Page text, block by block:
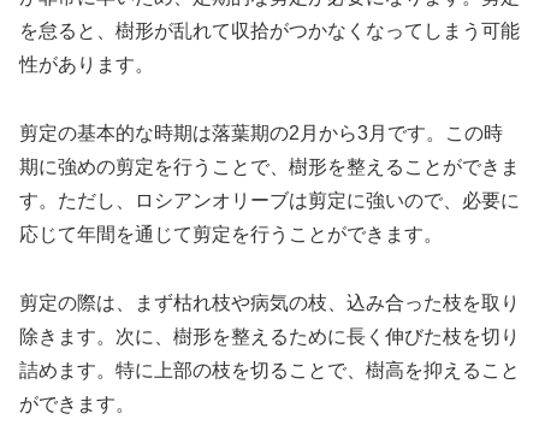
を怠ると、樹形が乱れて収拾がつかなくなってしまう可能
性があります。
剪定の基本的な時期は落葉期の2月から3月です。この時
期に強めの剪定を行うことで、樹形を整えることができま
す。ただし、ロシアンオリーブは剪定に強いので、必要に
応じて年間を通じて剪定を行うことができます。
剪定の際は、まず枯れ枝や病気の枝、込み合った枝を取り
除きます。次に、樹形を整えるために長く伸びた枝を切り
詰めます。特に上部の枝を切ることで、樹高を抑えること
ができます。